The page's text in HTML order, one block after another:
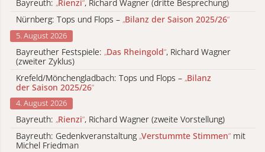
Bayreuth: „Rienzi“, Richard Wagner (dritte Besprechung)
Nürnberg: Tops und Flops – „Bilanz der Saison 2025/26“
5. August 2026
Bayreuther Festspiele: „Das Rheingold“, Richard Wagner
(zweiter Zyklus)
Krefeld/Mönchengladbach: Tops und Flops – „Bilanz
der Saison 2025/26“
4. August 2026
Bayreuth: „Rienzi“, Richard Wagner (zweite Vorstellung)
Bayreuth: Gedenkveranstaltung „Verstummte Stimmen“ mit
Michel Friedman